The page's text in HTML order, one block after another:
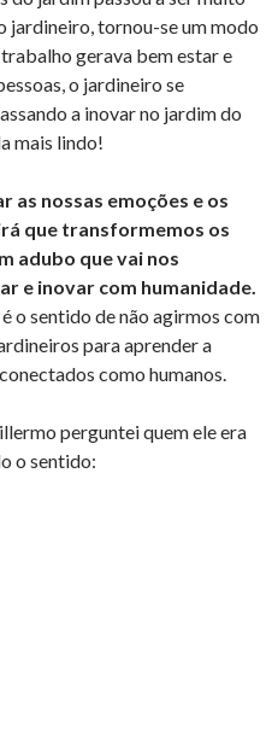
jardineiro, tornou-se um modo
gerava bem estar e
o jardineiro se
a inovar no jardim do
mais lindo!
as nossas emoções e os
que transformemos os
adubo que vai nos
e inovar com humanidade.
o sentido de não agirmos com
para aprender a
como humanos.
perguntei quem ele era
o sentido: